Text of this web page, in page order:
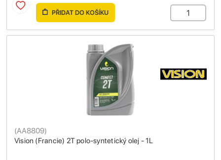
PŘIDAT DO KOŠÍKU
Vision (Francie) 2T polo-syntetický olej - 1L
(AA8809)